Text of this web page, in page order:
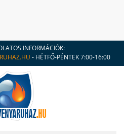
INFORMÁCIÓK:
- HÉTFŐ-PÉNTEK 7:00-16:00